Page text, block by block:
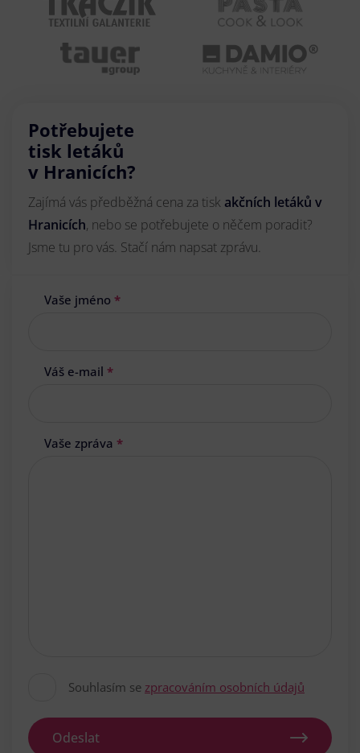
Potřebujete
tisk letáků
v Hranicích?
Zajímá vás předběžná cena za tisk akčních letáků v
Hranicích, nebo se potřebujete o něčem poradit?
Jsme tu pro vás. Stačí nám napsat zprávu.
Vaše jméno *
Váš e-mail *
Vaše zpráva *
Souhlasím se zpracováním osobních údajů
Odeslat